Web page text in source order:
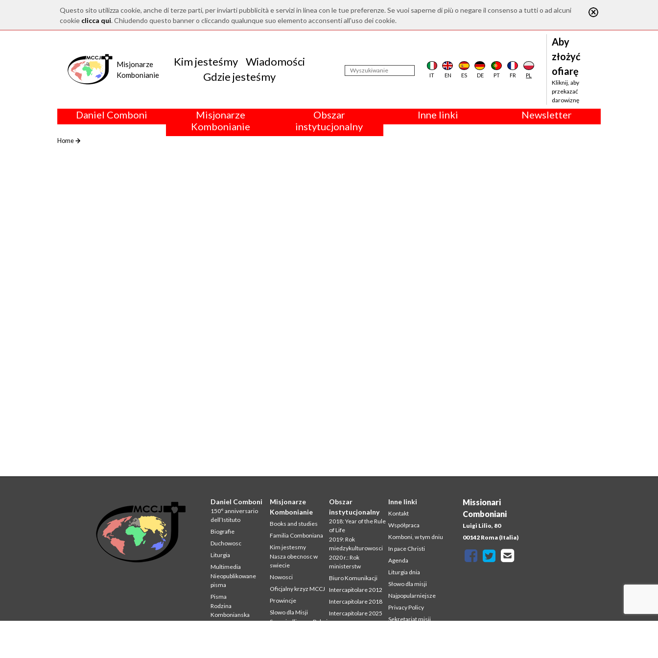
Questo sito utilizza cookie, anche di terze parti, per inviarti pubblicità e servizi in linea con le tue preferenze. Se vuoi saperne di più o negare il consenso a tutti o ad alcuni
cookie clicca qui. Chiudendo questo banner o cliccando qualunque suo elemento acconsenti all'uso dei cookie.
Misjonarze
Kombonianie
Kim jesteśmy
Wiadomości
Gdzie jesteśmy
IT EN ES DE PT FR PL
Aby
złożyć
ofiarę
Kliknij, aby
przekazać
darowiznę
Daniel Comboni
Misjonarze
Kombonianie
Obszar
instytucjonalny
Inne linki Newsletter
Home
Missionari
Comboniani
Luigi Lilio, 80
00142 Roma (Italia)
Daniel Comboni
150° anniversario
dell’Istituto
Biografie
Duchowosc
Liturgia
Multimedia
Nieopublikowane
pisma
Pisma
Rodzina
Kombonianska
Misjonarze
Kombonianie
Books and studies
Familia Comboniana
Kim jestesmy
Nasza obecnosc w
swiecie
Nowosci
Oficjalny krzyz MCCJ
Prowincje
Slowo dla Misji
Sprawiedliwosc, Pokoj
Obszar
instytucjonalny
2018: Year of the Rule
of Life
2019: Rok
miedzykulturowosci
2020 r.: Rok
ministerstw
Biuro Komunikacji
Intercapitolare 2012
Intercapitolare 2018
Intercapitolare 2025
Inne linki
Kontakt
Współpraca
Komboni, w tym dniu
In pace Christi
Agenda
Liturgia dnia
Słowo dla misji
Najpopularniejsze
Privacy Policy
Sekretariat misji